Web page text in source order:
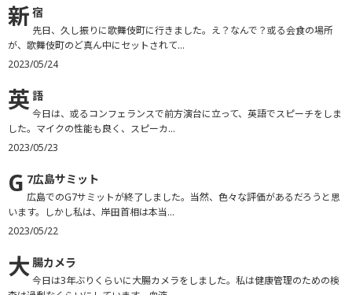
新 宿
先日、久し振りに歌舞伎町に行きました。え？なんで？或る会食の場所
が、歌舞伎町のど真ん中にセットされて...
2023/05/24
英 語
今日は、或るコンフェランスで前方演台に立って、英語でスピーチをしま
した。マイクの性能も良く、スピーカ...
2023/05/23
G 7広島サミット
広島でのG7サミットが終了しました。当然、色々な評価があるだろうと思
います。しかし私は、岸田首相は本当...
2023/05/22
大腸カメラ
今日は3年ぶりくらいに大腸カメラをしました。私は健康管理のための検